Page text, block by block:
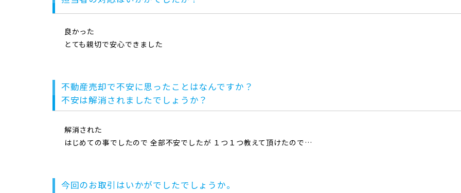
良かった
とても親切で安心できました
不動産売却で不安に思ったことはなんですか？
不安は解消されましたでしょうか？
解消された
はじめての事でしたので 全部不安でしたが １つ１つ教えて頂けたので…
今回のお取引はいかがでしたでしょうか。